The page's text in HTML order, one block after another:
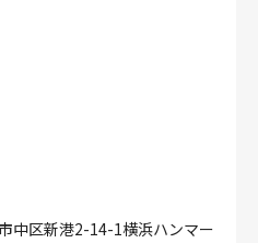
中区新港2-14-1横浜ハンマー